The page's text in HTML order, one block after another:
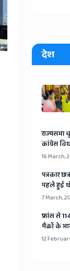
देश
​राज्यसभा
कांग्रेस
16 March,
​पत्रकार
पहले हुई
7 March,
​फ्रांस से
मैक्रों के
12